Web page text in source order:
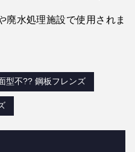
廃水処理施設で使用されま
型不?? 鋼板フレンズ